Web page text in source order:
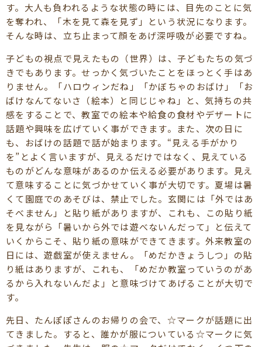
す。大人も負われるような状態の時には、目先のことに気
を奪われ、「木を見て森を見ず」という状況になります。
そんな時は、立ち止まって顔をあげ深呼吸が必要ですね。
子どもの視点で見えたもの（世界）は、子どもたちの気づ
きでもあります。せっかく気づいたことをほっとく手はあ
りません。「ハロウィンだね」「かぼちゃのおばけ」「お
ばけなんてないさ（絵本）と同じじゃね」と、気持ちの共
感をすることで、教室での絵本や給食の食材やデザートに
話題や興味を広げていく事ができます。また、次の日に
も、おばけの話題で話が始まります。“見える手がかり
を”とよく言いますが、見えるだけではなく、見えている
ものがどんな意味があるのか伝える必要があります。見え
て意味することに気づかせていく事が大切です。夏場は暑
くて園庭でのあそびは、禁止でした。玄関には「外ではあ
そべません」と貼り紙がありますが、これも、この貼り紙
を見ながら「暑いから外では遊べないんだって」と伝えて
いくからこそ、貼り紙の意味ができてきます。外来教室の
日には、遊戯室が使えません。「めだかきょうしつ」の貼
り紙はありますが、これも、「めだか教室っていうのがあ
るから入れないんだよ」と意味づけてあげることが大切で
す。
先日、たんぽぽさんのお帰りの会で、☆マークが話題に出
てきました。すると、誰かが服についている☆マークに気